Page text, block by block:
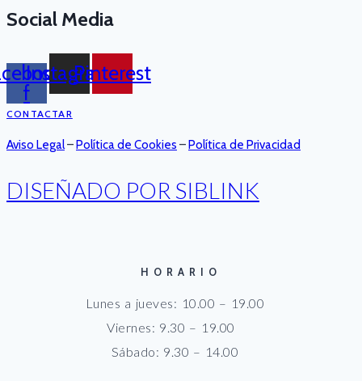
Social Media
f
InstagramPinterest
CONTACTAR
Aviso Legal–Política de Cookies –Política de Privacidad
DISEÑADO POR SIBLINK
HORARIO
Lunes a jueves: 10.00 – 19.00
Viernes: 9.30 – 19.00
Sábado: 9.30 – 14.00